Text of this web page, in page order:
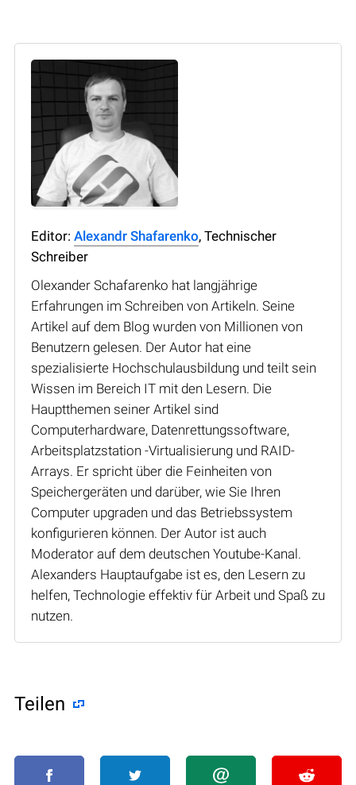
Editor: Alexandr Shafarenko, Technischer
Schreiber
Olexander Schafarenko hat langjährige
Erfahrungen im Schreiben von Artikeln. Seine
Artikel auf dem Blog wurden von Millionen von
Benutzern gelesen. Der Autor hat eine
spezialisierte Hochschulausbildung und teilt sein
Wissen im Bereich IT mit den Lesern. Die
Hauptthemen seiner Artikel sind
Computerhardware, Datenrettungssoftware,
Arbeitsplatzstation -Virtualisierung und RAID-
Arrays. Er spricht über die Feinheiten von
Speichergeräten und darüber, wie Sie Ihren
Computer upgraden und das Betriebssystem
konfigurieren können. Der Autor ist auch
Moderator auf dem deutschen Youtube-Kanal.
Alexanders Hauptaufgabe ist es, den Lesern zu
helfen, Technologie effektiv für Arbeit und Spaß zu
nutzen.
Teilen